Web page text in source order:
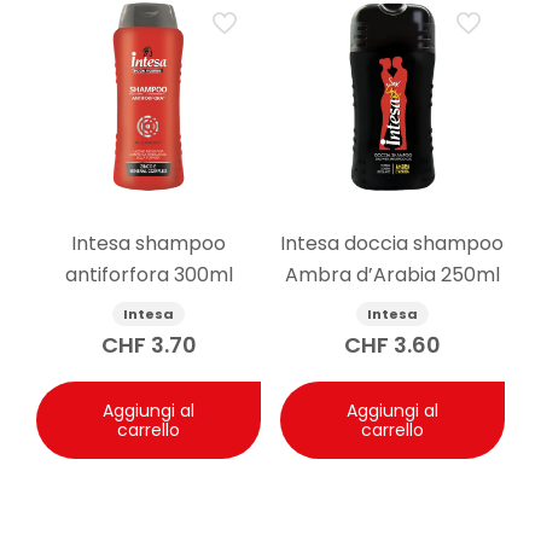
Intesa shampoo
antiforfora 300ml
Intesa
CHF 3.70
Aggiungi al
carrello
Intesa doccia shampoo
Ambra d’Arabia 250ml
Intesa
CHF 3.60
Aggiungi al
carrello